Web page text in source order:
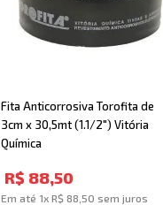
Fita Anticorrosiva Torofita de
3cm x 30,5mt (1.1/2") Vitória
Química
R$ 88,50
Em até 1x R$ 88 50 sem juros